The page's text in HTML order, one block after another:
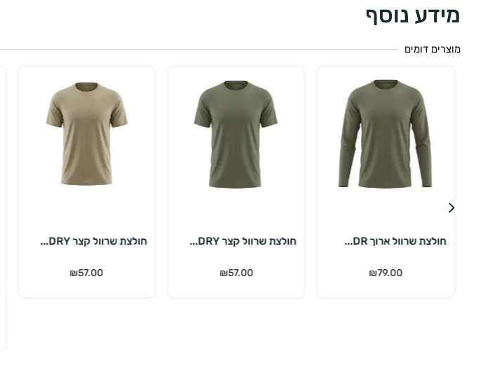
מידע נוסף
מוצרים דומים
חולצת שרוול ארוך DR...
₪79.00
חולצת שרוול קצר DRY...
₪57.00
חולצת שרוול קצר DRY...
₪57.00